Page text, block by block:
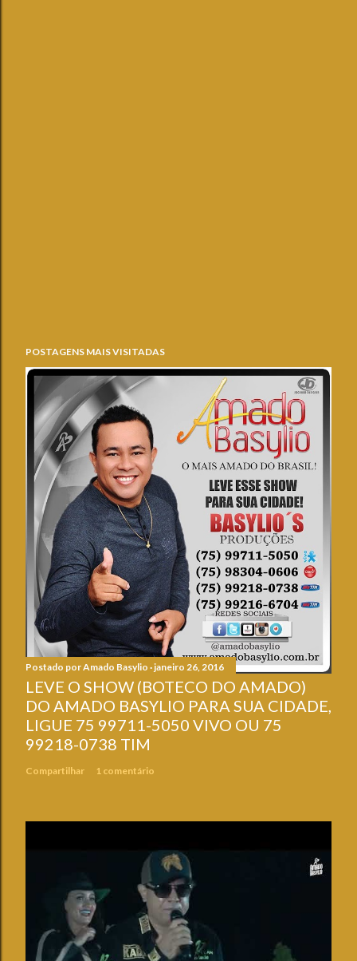
POSTAGENS MAIS VISITADAS
Postado porAmado Basylio janeiro 26, 2016
LEVE O SHOW (BOTECO DO AMADO)
DO AMADO BASYLIO PARA SUA CIDADE,
LIGUE 75 99711-5050 VIVO OU 75
99218-0738 TIM
Compartilhar 1 comentário